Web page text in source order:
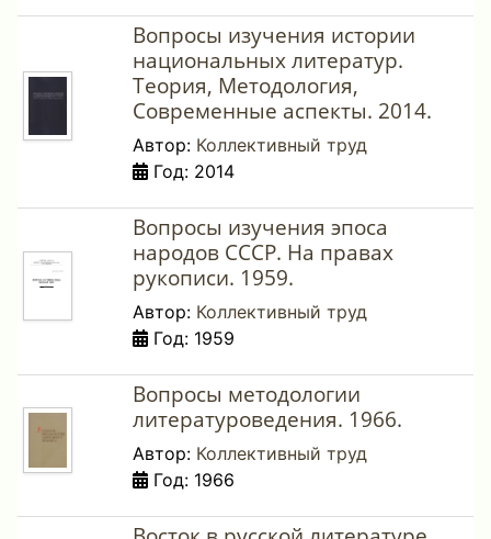
Вопросы изучения истории
национальных литератур.
Теория, Методология,
Современные аспекты. 2014.
Автор: Коллективный труд
Год: 2014
Вопросы изучения эпоса
народов СССР. На правах
рукописи. 1959.
Автор: Коллективный труд
Год: 1959
Вопросы методологии
литературоведения. 1966.
Автор: Коллективный труд
Год: 1966